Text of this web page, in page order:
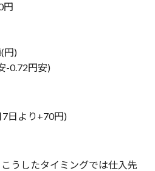
円
円)
-0.72円安)
日より+70円)
うしたタイミングでは仕入先